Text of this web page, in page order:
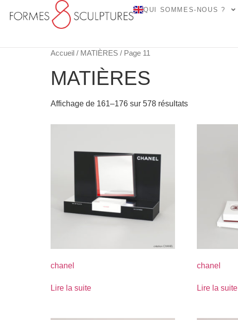
QUI SOMMES-NOUS ?
Accueil / MATIÈRES / Page 11
MATIÈRES
Affichage de 161–176 sur 578 résultats
chanel
Lire la suite
chanel
Lire la suite